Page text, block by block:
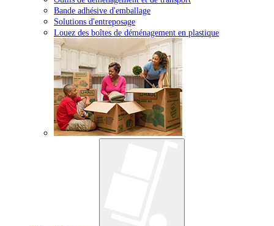
Bande adhésive d'emballage
Solutions d'entreposage
Louez des boîtes de déménagement en plastique